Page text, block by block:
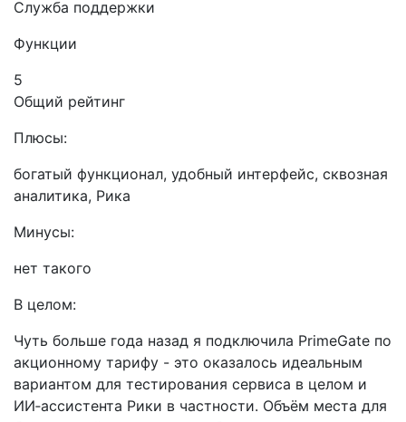
Служба поддержки
Функции
5
Общий рейтинг
Плюсы:
богатый функционал, удобный интерфейс, сквозная
аналитика, Рика
Минусы:
нет такого
В целом:
Чуть больше года назад я подключила PrimeGate по
акционному тарифу - это оказалось идеальным
вариантом для тестирования сервиса в целом и
ИИ‑ассистента Рики в частности. Объём места для